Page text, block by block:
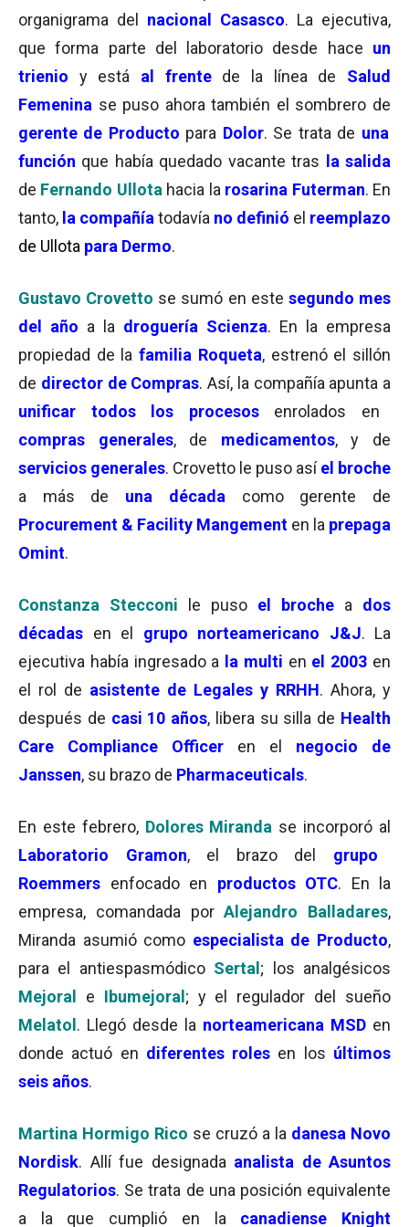
organigrama del nacional Casasco. La ejecutiva,
que forma parte del laboratorio desde hace un
trienio y está al frente de la línea de Salud
Femenina se puso ahora también el sombrero de
gerente de Producto para Dolor. Se trata de una
función que había quedado vacante tras la salida
de Fernando Ullota hacia la rosarina Futerman. En
tanto, la compañía todavía no definió el reemplazo
de Ullota para Dermo.
Gustavo Crovetto se sumó en este segundo mes
del año a la droguería Scienza. En la empresa
propiedad de lafamilia Roqueta, estrenó el sillón
de director de Compras. Así, la compañía apunta a
unificar todos los procesosenrolados en
compras generales, de medicamentos, y de
servicios generales. Crovetto le puso asíel broche
a más de una década como gerente de
Procurement & Facility Mangement en la prepaga
Omint.
Constanza Stecconi le puso el broche a dos
décadas en el grupo norteamericano J&J. La
ejecutiva había ingresado a
la multi en el 2003 en
el rol de asistente de Legales y RRHH. Ahora, y
después de casi 10 años, libera su silla de Health
Care Compliance Officer
en el negocio de
Janssen, su brazo de Pharmaceuticals.
En este febrero, Dolores Miranda se incorporó al
Laboratorio Gramon, el brazo del grupo
Roemmers enfocado en productos OTC. En la
empresa, comandada porAlejandro Balladares,
Miranda asumió como especialista de Producto,
para el antiespasmódico Sertal ; los analgésicos
Mejoral
e Ibumejoral ; y el regulador del sueño
Melatol . Llegó desde la norteamericana MSD en
donde actuó en diferentes roles en los últimos
seis años.
Martina Hormigo Rico se cruzó a la danesa Novo
Nordisk. Allí fue designada analista de Asuntos
Regulatorios. Se trata de una posición equivalente
a la que cumplió en la canadiense Knight